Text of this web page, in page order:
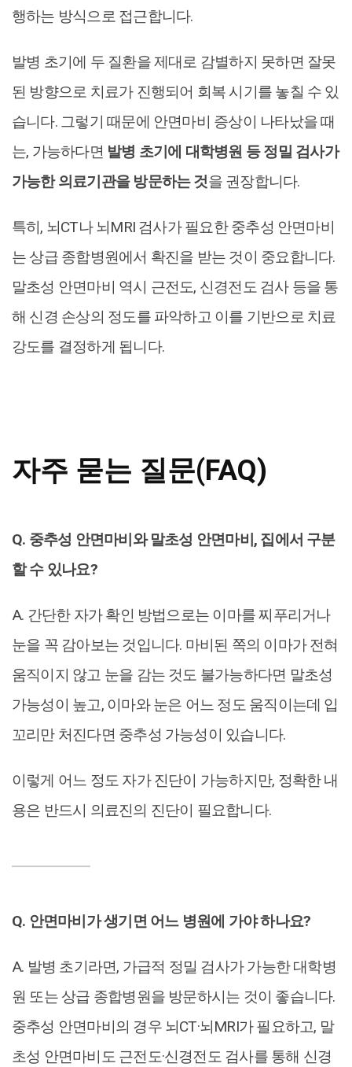
행하는 방식으로 접근합니다.
발병 초기에 두 질환을 제대로 감별하지 못하면 잘못
된 방향으로 치료가 진행되어 회복 시기를 놓칠 수 있
습니다. 그렇기 때문에 안면마비 증상이 나타났을 때
는, 가능하다면 발병 초기에 대학병원 등 정밀 검사가
가능한 의료기관을 방문하는 것을 권장합니다.
특히, 뇌CT나 뇌MRI 검사가 필요한 중추성 안면마비
는 상급 종합병원에서 확진을 받는 것이 중요합니다.
말초성 안면마비 역시 근전도, 신경전도 검사 등을 통
해 신경 손상의 정도를 파악하고 이를 기반으로 치료
강도를 결정하게 됩니다.
자주 묻는 질문(FAQ)
Q. 중추성 안면마비와 말초성 안면마비, 집에서 구분
할 수 있나요?
A. 간단한 자가 확인 방법으로는 이마를 찌푸리거나
눈을 꼭 감아보는 것입니다. 마비된 쪽의 이마가 전혀
움직이지 않고 눈을 감는 것도 불가능하다면 말초성
가능성이 높고, 이마와 눈은 어느 정도 움직이는데 입
꼬리만 처진다면 중추성 가능성이 있습니다.
이렇게 어느 정도 자가 진단이 가능하지만, 정확한 내
용은 반드시 의료진의 진단이 필요합니다.
Q. 안면마비가 생기면 어느 병원에 가야 하나요?
A. 발병 초기라면, 가급적 정밀 검사가 가능한 대학병
원 또는 상급 종합병원을 방문하시는 것이 좋습니다.
중추성 안면마비의 경우 뇌CT·뇌MRI가 필요하고, 말
초성 안면마비도 근전도·신경전도 검사를 통해 신경